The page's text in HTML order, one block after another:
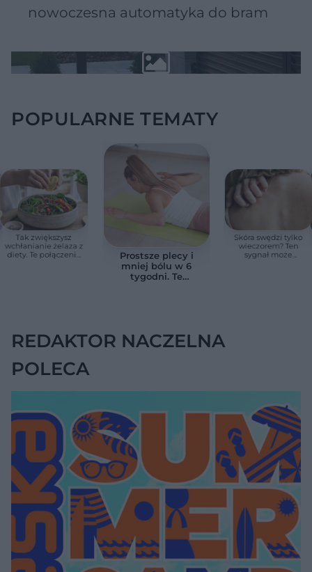
nowoczesna automatyka do bram
POPULARNE TEMATY
Tak zwiększysz
wchłanianie żelaza z
diety. Te połączenia
Prostsze plecy i
mniej bólu w 6
tygodni. Te
Skóra swędzi tylko
wieczorem? Ten
sygnał może
REDAKTOR NACZELNA
POLECA